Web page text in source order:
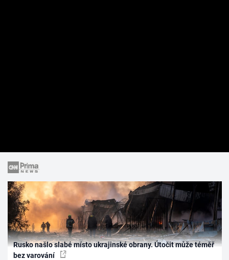
Rusko našlo slabé místo ukrajinské obrany. Útočit může téměř
bez varování